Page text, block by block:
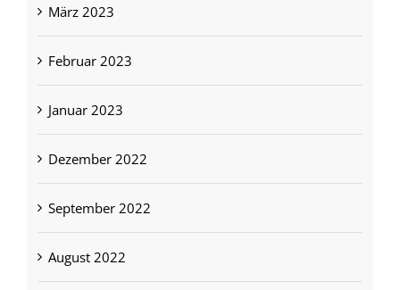
März 2023
Februar 2023
Januar 2023
Dezember 2022
September 2022
August 2022